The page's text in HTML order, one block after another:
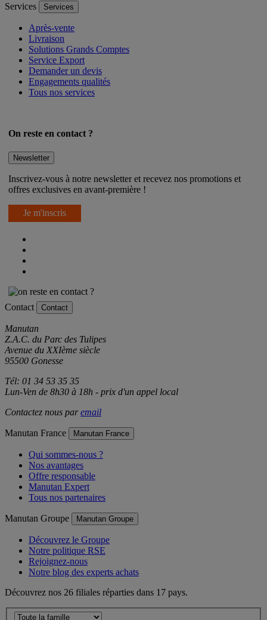
Services Services
Après-vente
Livraison
Solutions Grands Comptes
Service Export
Demander un devis
Engagements qualités
Tous nos services
On reste en contact ?
Newsletter
Inscrivez-vous à notre newsletter et recevez nos promotions et
offres exclusives en avant-première !
Je m'inscris
Contact Contact
Manutan
Z.A.C. du Parc des Tulipes
Avenue du XXIème siècle
95500 Gonesse
Tél: 01 34 53 35 35
Lun-Ven de 8h30 à 18h - prix d'un appel local
Contactez nous paremail
Manutan France Manutan France
Qui sommes-nous ?
Nos avantages
Offre responsable
Manutan Expert
Tous nos partenaires
Manutan Groupe Manutan Groupe
Découvrez le Groupe
Notre politique RSE
Rejoignez-nous
Notre blog des experts achats
Découvrez nos 26 filiales réparties dans 17 pays.